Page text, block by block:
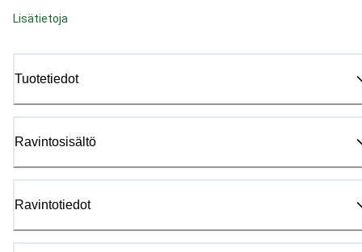
Lisätietoja
Tuotetiedot
Ravintosisältö
Ravintotiedot